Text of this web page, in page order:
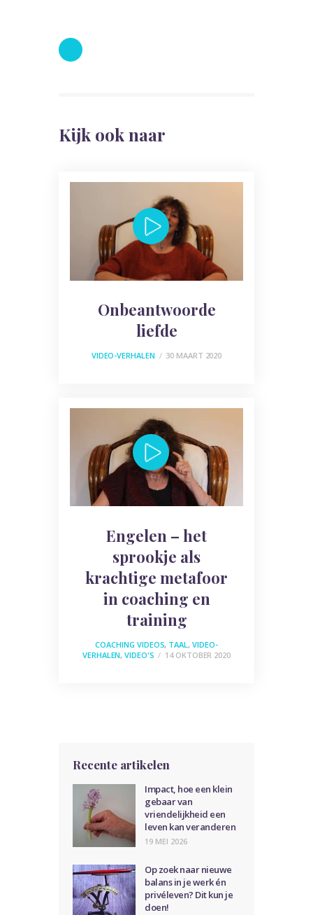
Kijk ook naar
Onbeantwoorde
liefde
VIDEO-VERHALEN 30 MAART 2020
Engelen – het
sprookje als
krachtige metafoor
in coaching en
training
COACHING VIDEOS, TAAL,VIDEO-
VERHALEN,VIDEO'S 14 OKTOBER 2020
Recente artikelen
Impact, hoe een klein
gebaar van
vriendelijkheid een
leven kan veranderen
19 MEI 2026
Op zoek naar nieuwe
balans in je werk én
privéleven? Dit kun je
doen!